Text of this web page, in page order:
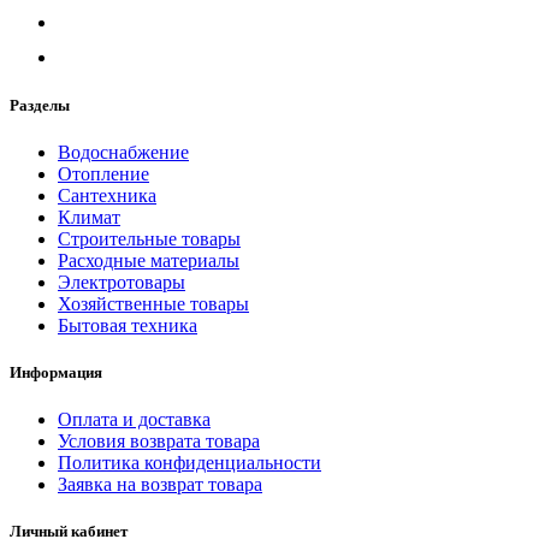
Разделы
Водоснабжение
Отопление
Сантехника
Климат
Строительные товары
Расходные материалы
Электротовары
Хозяйственные товары
Бытовая техника
Информация
Оплата и доставка
Условия возврата товара
Политика конфиденциальности
Заявка на возврат товара
Личный кабинет